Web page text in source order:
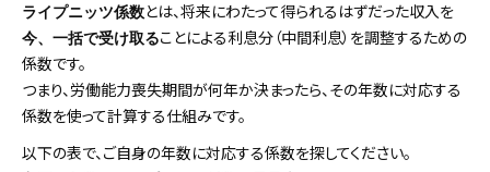
ライプニッツ係数とは、将来にわたって得られるはずだった収入を
今、一括で受け取ることによる利息分（中間利息）を調整するための
係数です。
つまり、労働能力喪失期間が何年か決まったら、その年数に対応する
係数を使って計算する仕組みです。
以下の表で、ご自身の年数に対応する係数を探してください。